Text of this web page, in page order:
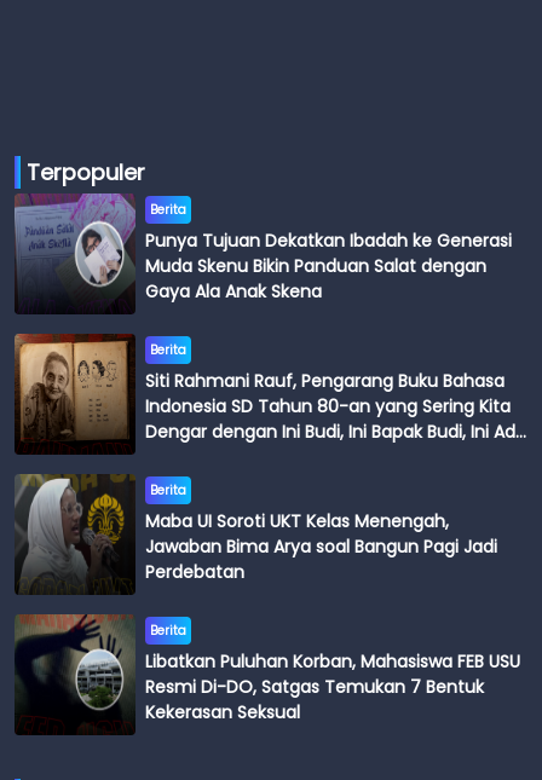
Terpopuler
Berita
Punya Tujuan Dekatkan Ibadah ke Generasi
Muda Skenu Bikin Panduan Salat dengan
Gaya Ala Anak Skena
Berita
Siti Rahmani Rauf, Pengarang Buku Bahasa
Indonesia SD Tahun 80-an yang Sering Kita
Dengar dengan Ini Budi, Ini Bapak Budi, Ini Adik
Berita
Maba UI Soroti UKT Kelas Menengah,
Jawaban Bima Arya soal Bangun Pagi Jadi
Perdebatan
Berita
Libatkan Puluhan Korban, Mahasiswa FEB USU
Resmi Di-DO, Satgas Temukan 7 Bentuk
Kekerasan Seksual